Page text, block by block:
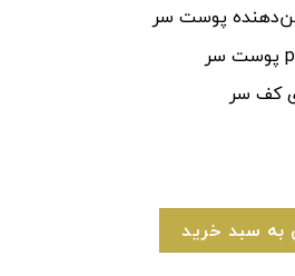
پوست سر
کف سر
اوستی عدد
به سبد خرید